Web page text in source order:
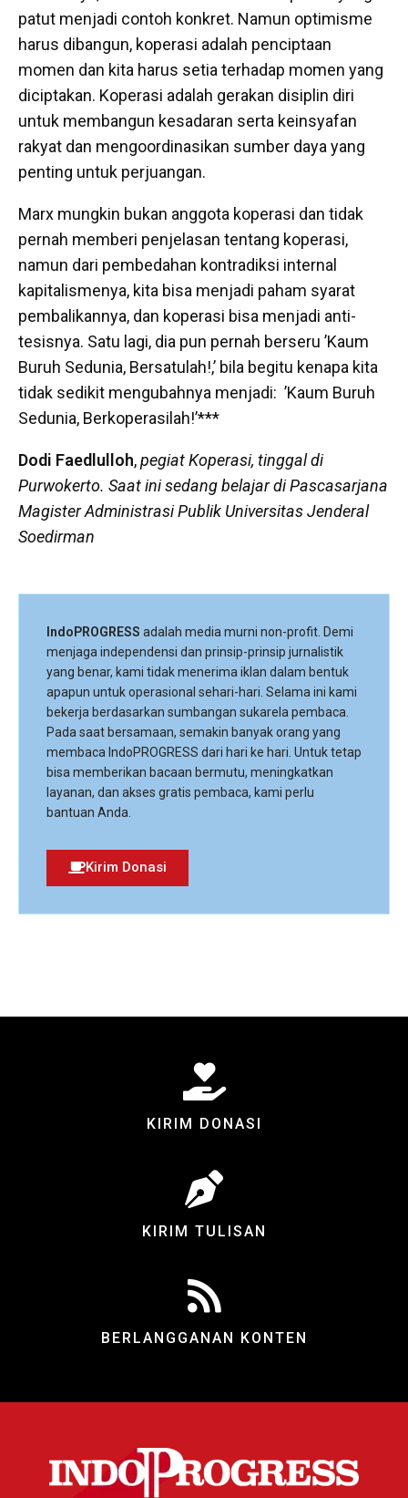
patut menjadi contoh konkret. Namun optimisme
harus dibangun, koperasi adalah penciptaan
momen dan kita harus setia terhadap momen yang
diciptakan. Koperasi adalah gerakan disiplin diri
untuk membangun kesadaran serta keinsyafan
rakyat dan mengoordinasikan sumber daya yang
penting untuk perjuangan.
Marx mungkin bukan anggota koperasi dan tidak
pernah memberi penjelasan tentang koperasi,
namun dari pembedahan kontradiksi internal
kapitalismenya, kita bisa menjadi paham syarat
pembalikannya, dan koperasi bisa menjadi anti-
tesisnya. Satu lagi, dia pun pernah berseru ’Kaum
Buruh Sedunia, Bersatulah!,’ bila begitu kenapa kita
tidak sedikit mengubahnya menjadi: ’Kaum Buruh
Sedunia, Berkoperasilah!’***
Dodi Faedlulloh,pegiat Koperasi, tinggal di
Purwokerto. Saat ini sedang belajar di Pascasarjana
Magister Administrasi Publik Universitas Jenderal
Soedirman
IndoPROGRESS adalah media murni non-profit. Demi
menjaga independensi dan prinsip-prinsip jurnalistik
yang benar, kami tidak menerima iklan dalam bentuk
apapun untuk operasional sehari-hari. Selama ini kami
bekerja berdasarkan sumbangan sukarela pembaca.
Pada saat bersamaan, semakin banyak orang yang
membaca IndoPROGRESS dari hari ke hari. Untuk tetap
bisa memberikan bacaan bermutu, meningkatkan
layanan, dan akses gratis pembaca, kami perlu
bantuan Anda.
Kirim Donasi
KIRIM DONASI
KIRIM TULISAN
BERLANGGANAN KONTEN